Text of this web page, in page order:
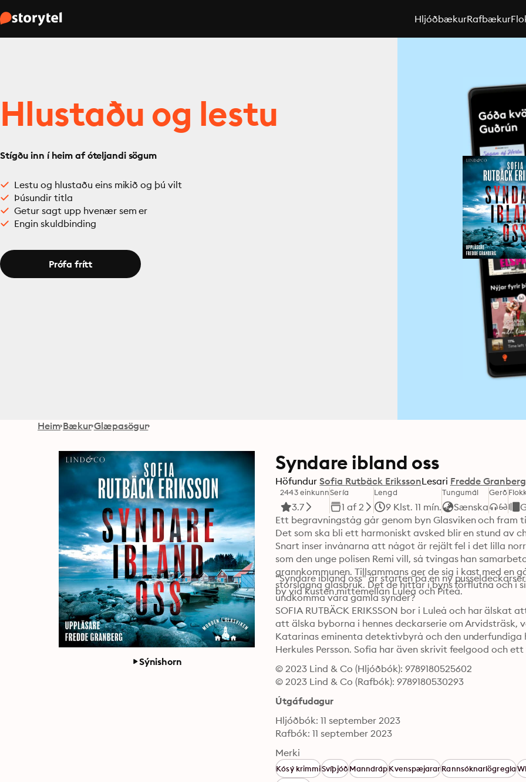
HljóðbækurRafbækur
Hlustaðu og lestu
Stígðu inn í heim af óteljandi sögum
Lestu og hlustaðu eins mikið og þú vilt
Þúsundir titla
Getur sagt upp hvenær sem er
Engin skuldbinding
Prófa frítt
Heim Bækur Glæpasögur
Sýnishorn
Syndare ibland oss
Höfundur Sofia Rutbäck ErikssonLesari Fredde Granberg
2443 einkunn
3.7
Sería
1 af 2
Lengd
9 Klst. 11 mín.
Tungumál
Sænska
Gerð
Ett begravningståg går genom byn Glasviken och
Det som ska bli ett harmoniskt avsked blir en stund av
Snart inser invånarna att något är rejält fel i det lilla
som den unge polisen Remi vill, så tvingas han
grannkommunen. Tillsammans ger de sig i kast med en
storslagna glasbruk. Det de hittar i byns förflutna och i
undkomma våra gamla synder?
"Syndare ibland oss" är starten på en ny
by vid kusten mittemellan Luleå och Piteå.
SOFIA RUTBÄCK ERIKSSON bor i Luleå och har älskat
att älska byborna i hennes deckarserie om Arvidsträsk,
Katarinas eminenta detektivbyrå och den
Herkules Persson. Sofia har även skrivit feelgood och
© 2023 Lind & Co (Hljóðbók): 9789180525602
© 2023 Lind & Co (Rafbók): 9789180530293
Útgáfudagur
Hljóðbók: 11 september 2023
Rafbók: 11 september 2023
Merki
Kósý krimmiSvíþjóðManndrápKvenspæjararRannsóknarlögregla